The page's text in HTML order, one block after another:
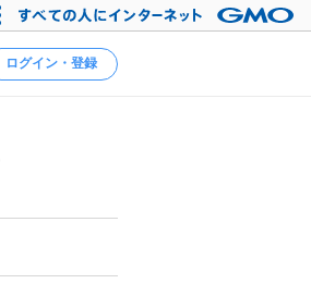
ログイン・登録